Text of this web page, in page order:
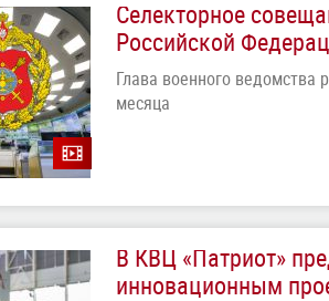
Селекторное
Российской
Глава военного ведомства
месяца
В КВЦ «Патриот»
инновационным